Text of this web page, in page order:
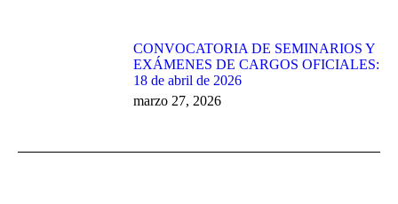
CONVOCATORIA DE SEMINARIOS Y
EXÁMENES DE CARGOS OFICIALES:
18 de abril de 2026
marzo 27, 2026